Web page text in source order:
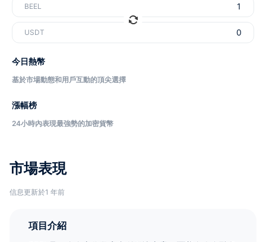
市場表現
信息更新於1 年前
項目介紹
BEEL
USDT
今日熱幣
基於市場動態和用戶互動的頂尖選擇
漲幅榜
24小時內表現最強勢的加密貨幣